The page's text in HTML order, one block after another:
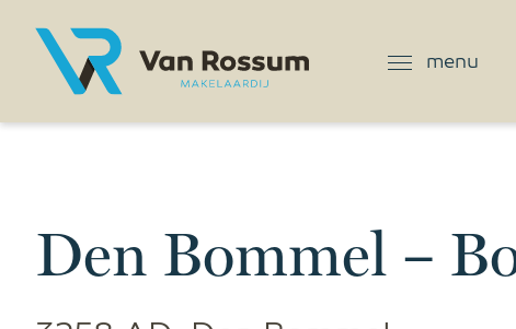
menu
Den Bommel –